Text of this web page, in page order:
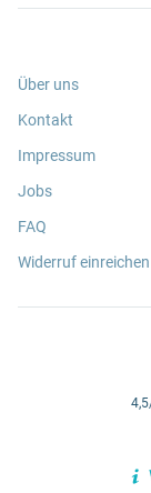
Über uns
Kontakt
Impressum
Jobs
FAQ
Widerruf einreichen